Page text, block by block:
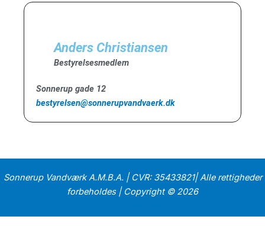
Anders Christiansen
Bestyrelsesmedlem
Sonnerup gade 12
bestyrelsen@sonnerupvandvaerk.dk
Sonnerup Vandværk A.M.B.A. | CVR: 35433821| Alle rettigheder
forbeholdes | Copyright © 2026